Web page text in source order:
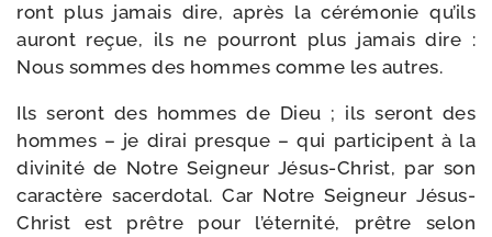
ront plus jamais dire, après la céré­mo­nie qu’ils
auront reçue, ils ne pour­ront plus jamais dire :
Nous sommes des hommes comme les autres.
Ils seront des hommes de Dieu ; ils seront des
hommes – je dirai presque – qui par­ti­cipent à la
divi­ni­té de Notre Seigneur Jésus-​Christ, par son
carac­tère sacer­do­tal. Car Notre Seigneur Jésus-​
Christ est prêtre pour l’éternité, prêtre selon